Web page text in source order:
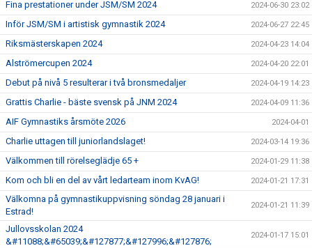
Fina prestationer under JSM/SM 2024 2024-06-30 23:02
Inför JSM/SM i artistisk gymnastik 2024 2024-06-27 22:45
Riksmästerskapen 2024 2024-04-23 14:04
Alströmercupen 2024 2024-04-20 22:01
Debut på nivå 5 resulterar i två bronsmedaljer 2024-04-19 14:23
Grattis Charlie - bäste svensk på JNM 2024 2024-04-09 11:36
AIF Gymnastiks årsmöte 2026 2024-04-01
Charlie uttagen till juniorlandslaget! 2024-03-14 19:36
Välkommen till rörelseglädje 65 + 2024-01-29 11:38
Kom och bli en del av vårt ledarteam inom KvAG! 2024-01-21 17:31
Välkomna på gymnastikuppvisning söndag 28 januari i
Estrad!
2024-01-21 11:39
Jullovsskolan 2024
&#11088;&#65039;&#127877;&#127996;&#127876;
2024-01-17 15:01